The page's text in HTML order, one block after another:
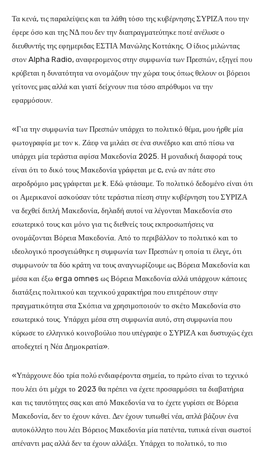
Τα κενά, τις παραλείψεις και τα λάθη τόσο της κυβέρνησης ΣΥΡΙΖΑ που την
έφερε όσο και της ΝΔ που δεν την διαπραγματεύτηκε ποτέ ανέλυσε ο
διευθυντής της εφημεριδας ΕΣΤΙΑ Μανώλης Κοττάκης. Ο ίδιος μιλώντας
στον Alpha Radio, αναφερομενος στην συμφωνία των Πρεσπών, εξηγεί που
κρύβεται η δυνατότητα να ονομάζουν την χώρα τους όπως θελουν οι βόρειοι
γείτονες μας αλλά και γιατί δείχνουν πια τόσο απρόθυμοι να την
εφαρμόσουν.
«Για την συμφωνία των Πρεσπών υπάρχει το πολιτικό θέμα, μου ήρθε μία
φωτογραφία με τον κ. Ζάεφ να μιλάει σε ένα συνέδριο και από πίσω να
υπάρχει μία τεράστια αφίσα Μακεδονία 2025. Η μοναδική διαφορά τους
είναι ότι το δικό τους Μακεδονία γράφεται με c, ενώ αν πάτε στο
αεροδρόμιο μας γράφεται με k. Εδώ φτάσαμε. Το πολιτικό δεδομένο είναι ότι
οι Αμερικανοί ασκούσαν τότε τεράστια πίεση στην κυβέρνηση του ΣΥΡΙΖΑ
να δεχθεί διπλή Μακεδονία, δηλαδή αυτοί να λέγονται Μακεδονία στο
εσωτερικό τους και μόνο για τις διεθνείς τους εκπροσωπήσεις να
ονομάζονται Βόρεια Μακεδονία. Από το περιβάλλον το πολιτικό και το
ιδεολογικό προσγειώθηκε η συμφωνία των Πρεσπών η οποία τι έλεγε, ότι
συμφωνούν τα δύο κράτη να τους αναγνωρίζουμε ως Βόρεια Μακεδονία και
μέσα και έξω erga omnes ως Βόρεια Μακεδονία αλλά υπάρχουν κάποιες
διατάξεις πολιτικού και τεχνικού χαρακτήρα που επιτρέπουν στην
πραγματικότητα στα Σκόπια να χρησιμοποιούν το σκέτο Μακεδονία στο
εσωτερικό τους. Υπάρχει μέσα στη συμφωνία αυτό, στη συμφωνία που
κύρωσε το ελληνικό κοινοβούλιο που υπέγραψε ο ΣΥΡΙΖΑ και δυστυχώς έχει
αποδεχτεί η Νέα Δημοκρατία».
«Υπάρχουνε δύο τρία πολύ ενδιαφέροντα σημεία, το πρώτο είναι το τεχνικό
που λέει ότι μέχρι το 2023 θα πρέπει να έχετε προσαρμόσει τα διαβατήρια
και τις ταυτότητες σας και από Μακεδονία να το έχετε γυρίσει σε Βόρεια
Μακεδονία, δεν το έχουν κάνει. Δεν έχουν τυπωθεί νέα, απλά βάζουν ένα
αυτοκόλλητο που λέει Βόρειος Μακεδονία μία πατέντα, τυπικά είναι σωστοί
απέναντι μας αλλά δεν τα έχουν αλλάξει. Υπάρχει το πολιτικό, το πιο